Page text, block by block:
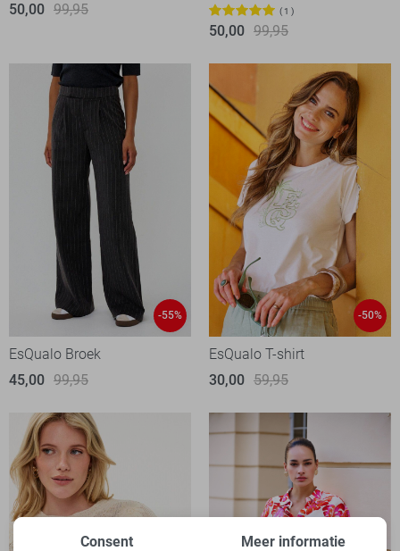
50,00 99,95 1
50,00 99,95
-55%
EsQualo Broek
45,00 99,95
-50%
EsQualo T-shirt
30,00 59,95
Consent Meer informatie